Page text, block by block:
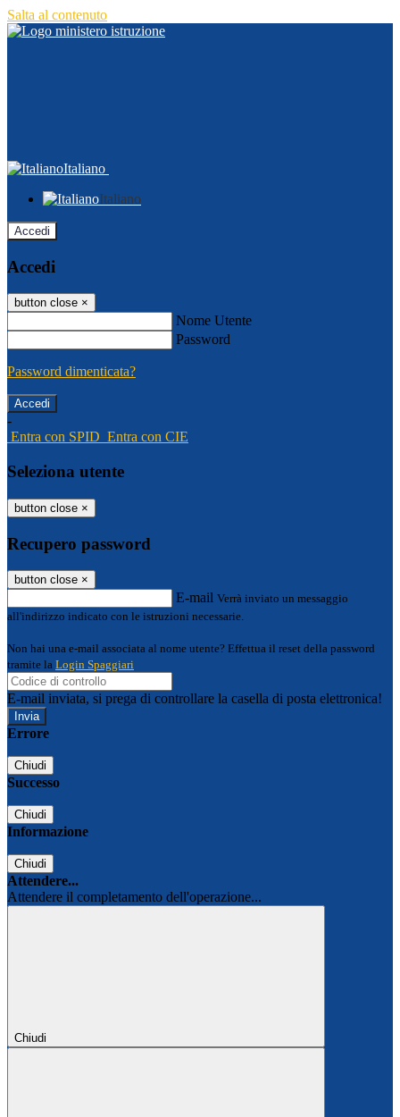
Salta al contenuto
Italiano
Italiano
Accedi
Accedi
button close ×
Nome Utente
Password
Password dimenticata?
-
Entra con SPID Entra con CIE
Seleziona utente
button close ×
Recupero password
button close ×
E-mail Verrà inviato un messaggio
all'indirizzo indicato con le istruzioni necessarie.
Non hai una e-mail associata al nome utente? Effettua il reset della password
tramite la Login Spaggiari
E-mail inviata, si prega di controllare la casella di posta elettronica!
Errore
Chiudi
Successo
Chiudi
Informazione
Chiudi
Attendere...
Attendere il completamento dell'operazione...
Chiudi